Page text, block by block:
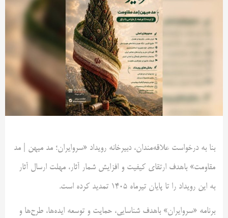
بنا به درخواست علاقه‌مندان، دبیرخانه رویداد «سروایران؛ مد میهن | مد
مقاومت» باهدف ارتقای کیفیت و افزایش شمار آثار، مهلت ارسال آثار
به این رویداد را تا پایان تیرماه ۱۴۰۵ تمدید کرده است.
برنامه «سروایران» باهدف شناسایی، حمایت و توسعه ایده‌ها، طرح‌ها و